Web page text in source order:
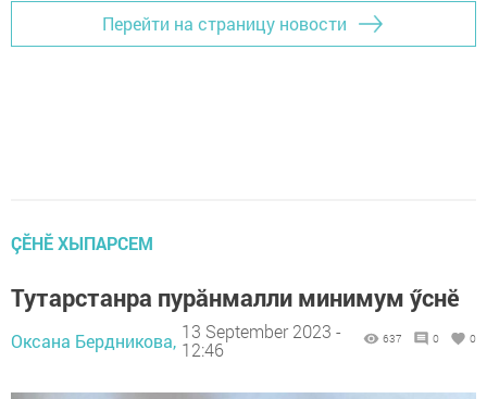
Перейти на страницу новости
ÇӖНӖ ХЫПАРСЕМ
Тутарстанра пурӑнмалли минимум ӳснĕ
Оксана Бердникова, 13 September 2023 -
12:46
637 0 0